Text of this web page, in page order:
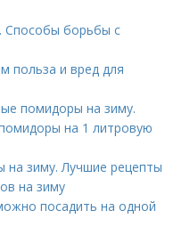
Способы борьбы с
польза и вред для
помидоры на зиму.
на 1 литровую
зиму. Лучшие рецепты
на зиму
посадить на одной